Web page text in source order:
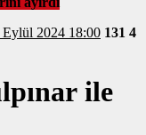
4 Eylül 2024 18:00 131 4
ile